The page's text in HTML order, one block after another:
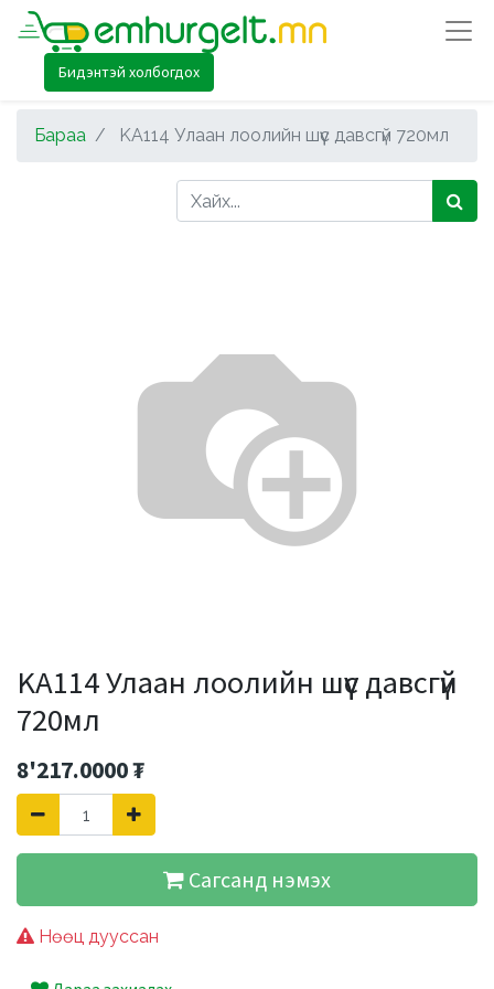
Бидэнтэй холбогдох
Бараа KA114 Улаан лоолийн шүүс давсгүй 720мл
KA114 Улаан лоолийн шүүс давсгүй
720мл
8'217.0000₮
Сагсанд нэмэх
Нөөц дууссан